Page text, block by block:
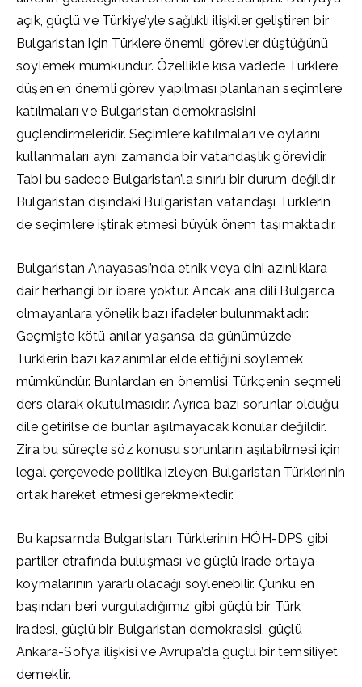
açık, güçlü ve Türkiye’yle sağlıklı ilişkiler geliştiren bir
Bulgaristan için Türklere önemli görevler düştüğünü
söylemek mümkündür. Özellikle kısa vadede Türklere
düşen en önemli görev yapılması planlanan seçimlere
katılmaları ve Bulgaristan demokrasisini
güçlendirmeleridir. Seçimlere katılmaları ve oylarını
kullanmaları aynı zamanda bir vatandaşlık görevidir.
Tabi bu sadece Bulgaristan’la sınırlı bir durum değildir.
Bulgaristan dışındaki Bulgaristan vatandaşı Türklerin
de seçimlere iştirak etmesi büyük önem taşımaktadır.
Bulgaristan Anayasası’nda etnik veya dini azınlıklara
dair herhangi bir ibare yoktur. Ancak ana dili Bulgarca
olmayanlara yönelik bazı ifadeler bulunmaktadır.
Geçmişte kötü anılar yaşansa da günümüzde
Türklerin bazı kazanımlar elde ettiğini söylemek
mümkündür. Bunlardan en önemlisi Türkçenin seçmeli
ders olarak okutulmasıdır. Ayrıca bazı sorunlar olduğu
dile getirilse de bunlar aşılmayacak konular değildir.
Zira bu süreçte söz konusu sorunların aşılabilmesi için
legal çerçevede politika izleyen Bulgaristan Türklerinin
ortak hareket etmesi gerekmektedir.
Bu kapsamda Bulgaristan Türklerinin HÖH-DPS gibi
partiler etrafında buluşması ve güçlü irade ortaya
koymalarının yararlı olacağı söylenebilir. Çünkü en
başından beri vurguladığımız gibi güçlü bir Türk
iradesi, güçlü bir Bulgaristan demokrasisi, güçlü
Ankara-Sofya ilişkisi ve Avrupa’da güçlü bir temsiliyet
demektir.